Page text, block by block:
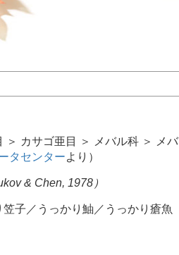
＞ カサゴ亜目 ＞ メバル科 ＞ メバ
タセンターより）
& Chen, 1978）
子／うっかり鮋／うっかり瘡魚